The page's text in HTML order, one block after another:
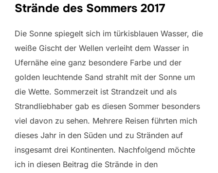
Strände des Sommers 2017
Die Sonne spiegelt sich im türkisblauen Wasser, die
weiße Gischt der Wellen verleiht dem Wasser in
Ufernähe eine ganz besondere Farbe und der
golden leuchtende Sand strahlt mit der Sonne um
die Wette. Sommerzeit ist Strandzeit und als
Strandliebhaber gab es diesen Sommer besonders
viel davon zu sehen. Mehrere Reisen führten mich
dieses Jahr in den Süden und zu Stränden auf
insgesamt drei Kontinenten. Nachfolgend möchte
ich in diesen Beitrag die Strände in den